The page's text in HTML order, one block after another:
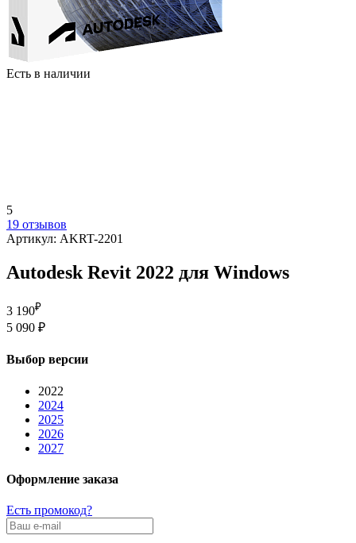
Есть в наличии
5
19 отзывов
Артикул: AKRT-2201
Autodesk Revit 2022 для Windows
3 190₽
5 090 ₽
Выбор версии
2022
2024
2025
2026
2027
Оформление заказа
Есть промокод?